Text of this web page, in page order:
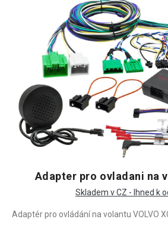
Adapter pro ovladani na
Skladem v CZ - Ihned k
Adaptér pro ovládání na volantu VOLVO